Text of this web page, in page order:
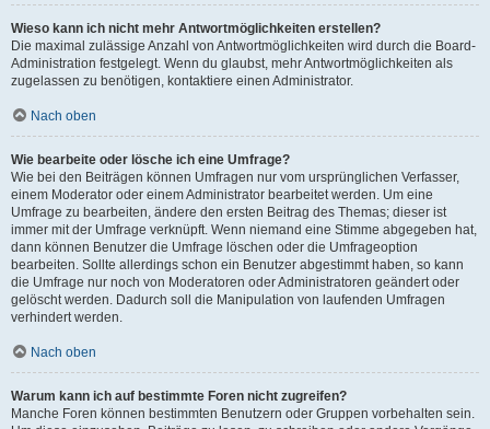
Wieso kann ich nicht mehr Antwortmöglichkeiten erstellen?
Die maximal zulässige Anzahl von Antwortmöglichkeiten wird durch die Board-
Administration festgelegt. Wenn du glaubst, mehr Antwortmöglichkeiten als
zugelassen zu benötigen, kontaktiere einen Administrator.
Nach oben
Wie bearbeite oder lösche ich eine Umfrage?
Wie bei den Beiträgen können Umfragen nur vom ursprünglichen Verfasser,
einem Moderator oder einem Administrator bearbeitet werden. Um eine
Umfrage zu bearbeiten, ändere den ersten Beitrag des Themas; dieser ist
immer mit der Umfrage verknüpft. Wenn niemand eine Stimme abgegeben hat,
dann können Benutzer die Umfrage löschen oder die Umfrageoption
bearbeiten. Sollte allerdings schon ein Benutzer abgestimmt haben, so kann
die Umfrage nur noch von Moderatoren oder Administratoren geändert oder
gelöscht werden. Dadurch soll die Manipulation von laufenden Umfragen
verhindert werden.
Nach oben
Warum kann ich auf bestimmte Foren nicht zugreifen?
Manche Foren können bestimmten Benutzern oder Gruppen vorbehalten sein.